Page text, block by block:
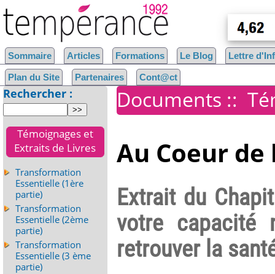
Documents ::
Au Coeur de
Extrait du
votre capacité
retrouver la
Sommaire Articles Formations Le Blog Lettre
Plan du Site Partenaires Cont@ct
Rechercher :
Témoignages et
Extraits de Livres
Transformation
Essentielle (1ère
partie)
Transformation
Essentielle (2ème
partie)
Transformation
Essentielle (3 ème
partie)